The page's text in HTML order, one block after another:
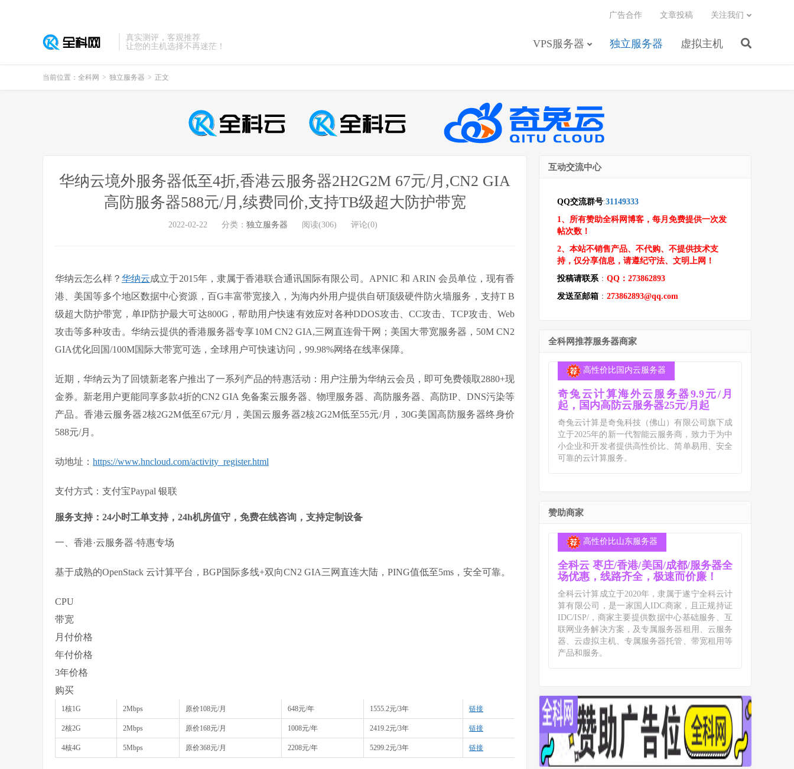
真实测评，客观推荐
让您的主机选择不再迷茫！
VPS服务器 独立服务器 虚拟主机
广告合作 文章投稿 关注我们
当前位置： 全科网 > 独立服务器 > 正文
华纳云境外服务器低至4折,香港云服务器2H2G2M 67元/月,CN2 GIA
高防服务器588元/月,续费同价,支持TB级超大防护带宽
2022-02-22 分类： 独立服务器 阅读(306) 评论(0)
华纳云怎么样？ 华纳云成立于2015年，隶属于香港联合通讯国际有限公司。APNIC 和 ARIN 会员单位，现有香
港、美国等多个地区数据中心资源，百G丰富带宽接入，为海内外用户提供自研顶级硬件防火墙服务，支持T B
级超大防护带宽，单IP防护最大可达800G，帮助用户快速有效应对各种DDOS攻击、CC攻击、TCP攻击、Web
攻击等多种攻击。华纳云提供的香港服务器专享10M CN2 GIA,三网直连骨干网；美国大带宽服务器，50M CN2
GIA优化回国/100M国际大带宽可选，全球用户可快速访问，99.98%网络在线率保障。
近期，华纳云为了回馈新老客户推出了一系列产品的特惠活动：用户注册为华纳云会员，即可免费领取2880+现
金券。新老用户更能同享多款4折的CN2 GIA 免备案云服务器、物理服务器、高防服务器、高防IP、DNS污染等
产品。香港云服务器2核2G2M低至67元/月，美国云服务器2核2G2M低至55元/月，30G美国高防服务器终身价
588元/月。
动地址： https://www.hncloud.com/activity_register.html
支付方式：支付宝Paypal 银联
服务支持：24小时工单支持，24h机房值守，免费在线咨询，支持定制设备
一、香港·云服务器·特惠专场
基于成熟的OpenStack 云计算平台，BGP国际多线+双向CN2 GIA三网直连大陆，PING值低至5ms，安全可靠。
CPU
带宽
月付价格
年付价格
3年价格
购买
1核1G 2Mbps 原价108元/月 648元/年 1555.2元/3年 链接
2核2G 2Mbps 原价168元/月 1008元/年 2419.2元/3年 链接
4核4G 5Mbps 原价368元/月 2208元/年 5299.2元/3年 链接
互动交流中心
QQ交流群号:31149333
1、所有赞助全科网博客，每月免费提供一次发
帖次数！
2、本站不销售产品、不代购、不提供技术支
持，仅分享信息，请遵纪守法、文明上网！
投稿请联系： QQ：273862893
发送至邮箱 ： 273862893@qq.com
全科网推荐服务器商家
高性价比国内云服务器
奇兔云计算海外云服务器9.9元/月
起，国内高防云服务器25元/月起
奇兔云计算是奇兔科技（佛山）有限公司旗下成
立于2025年的新一代智能云服务商，致力于为中
小企业和开发者提供高性价比、简单易用、安全
可靠的云计算服务。
赞助商家
高性价比山东服务器
全科云 枣庄/香港/美国/成都/服务器全
场优惠，线路齐全，极速而价廉！
全科云计算成立于2020年，隶属于遂宁全科云计
算有限公司，是一家国人IDC商家，且正规持证
IDC/ISP/，商家主要提供数据中心基础服务、互
联网业务解决方案，及专属服务器租用、云服务
器、云虚拟主机、专属服务器托管、带宽租用等
产品和服务。